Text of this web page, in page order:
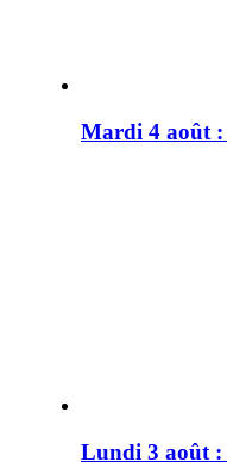
Mardi 4 août
Lundi 3 août :